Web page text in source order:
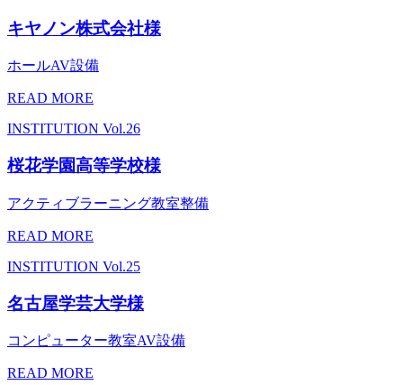
キヤノン株式会社様
ホールAV設備
READ MORE
INSTITUTION Vol.26
桜花学園高等学校様
アクティブラーニング教室整備
READ MORE
INSTITUTION Vol.25
名古屋学芸大学様
コンピューター教室AV設備
READ MORE